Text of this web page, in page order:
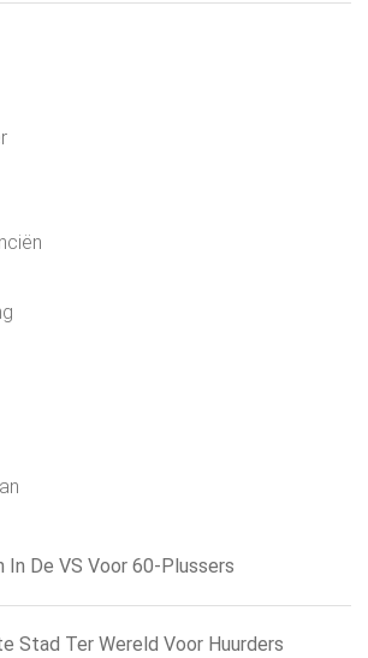
In De VS Voor 60-Plussers
Stad Ter Wereld Voor Huurders